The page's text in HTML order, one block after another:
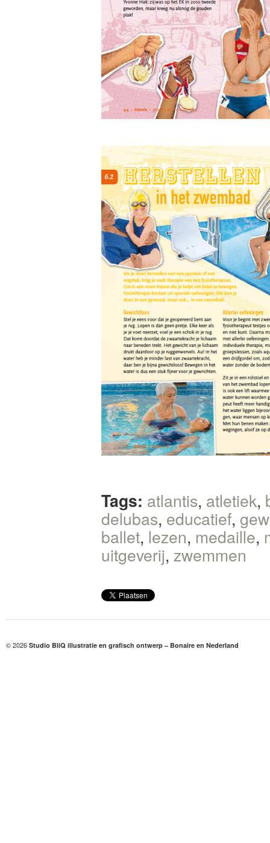
Tags: atlantis, atletiek,
delubas, educatief,
ballet, lezen, medaille,
uitgeverij, zwemmen
© 2026 Studio BliQ illustratie en grafisch ontwerp – Bonaire en Nederland